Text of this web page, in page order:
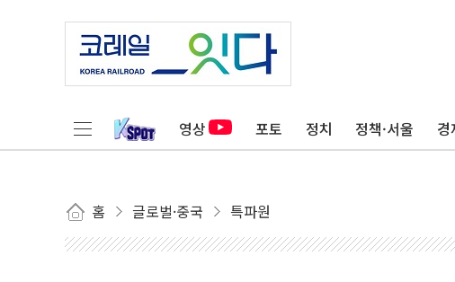
영상 포토 정치 정책·서울 경
홈 글로벌·중국 특파원